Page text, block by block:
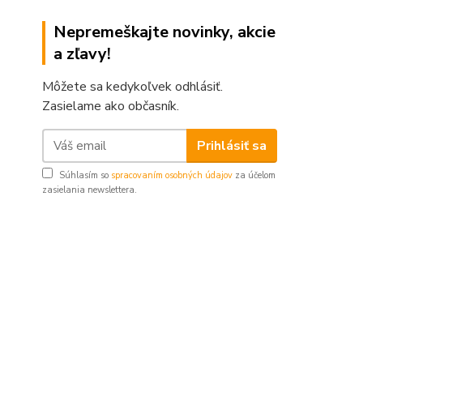
Nepremeškajte novinky, akcie
a zľavy!
Môžete sa kedykoľvek odhlásiť.
Zasielame ako občasník.
Prihlásiť sa
Súhlasím so spracovaním osobných údajov za účelom
zasielania newslettera.